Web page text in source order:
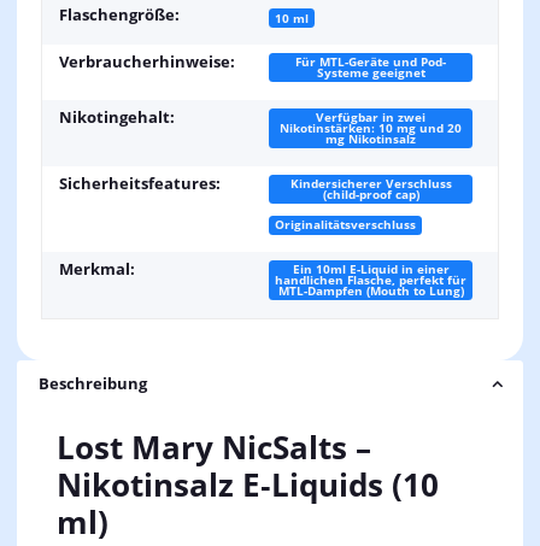
Flaschengröße: 10 ml
Verbraucherhinweise: Für MTL-Geräte und Pod-
Systeme geeignet
Nikotingehalt: Verfügbar in zwei
Nikotinstärken: 10 mg und 20
mg Nikotinsalz
Sicherheitsfeatures: Kindersicherer Verschluss
(child-proof cap)
Originalitätsverschluss
Merkmal: Ein 10ml E-Liquid in einer
handlichen Flasche, perfekt für
MTL-Dampfen (Mouth to Lung)
Beschreibung
Lost Mary NicSalts –
Nikotinsalz E‑Liquids (10
ml)